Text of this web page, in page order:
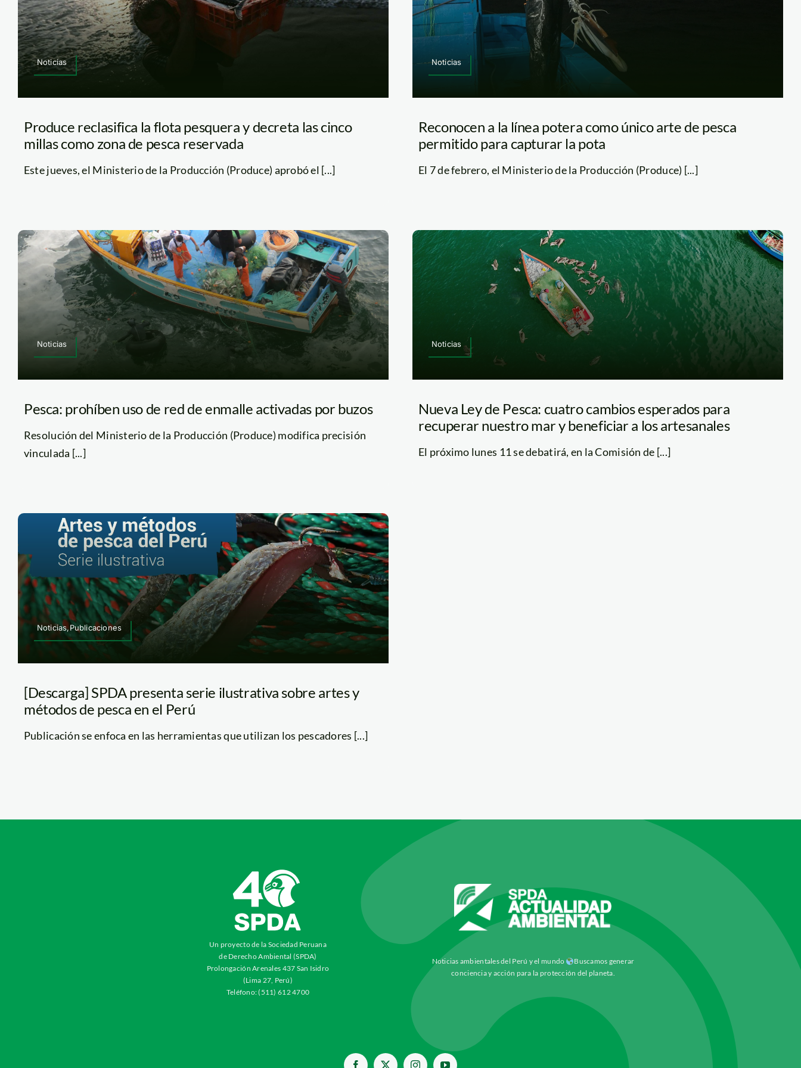
Noticias
Produce reclasifica la flota pesquera y decreta las cinco
millas como zona de pesca reservada
Este jueves, el Ministerio de la Producción (Produce) aprobó el [...]
Noticias
Reconocen a la línea potera como único arte de pesca
permitido para capturar la pota
El 7 de febrero, el Ministerio de la Producción (Produce) [...]
Noticias
Pesca: prohíben uso de red de enmalle activadas por buzos
Resolución del Ministerio de la Producción (Produce) modifica precisión
vinculada [...]
Noticias
Nueva Ley de Pesca: cuatro cambios esperados para
recuperar nuestro mar y beneficiar a los artesanales
El próximo lunes 11 se debatirá, en la Comisión de [...]
Noticias,Publicaciones
[Descarga] SPDA presenta serie ilustrativa sobre artes y
métodos de pesca en el Perú
Publicación se enfoca en las herramientas que utilizan los pescadores [...]
Un proyecto de la Sociedad Peruana
de Derecho Ambiental (SPDA)
Prolongación Arenales 437 San Isidro
(Lima 27, Perú)
Teléfono: (511) 612 4700
Noticias ambientales del Perú y el mundo
Buscamos generar
conciencia y acción para la protección del planeta.